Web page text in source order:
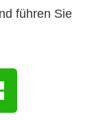
führen Sie